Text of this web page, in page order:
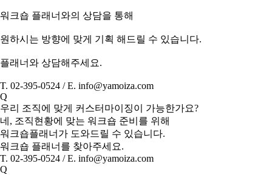
워크숍 플래너와의 상담을 통해
원하시는 방향에 맞게 기획 해드릴 수 있습니다.
플래너와 상담해주세요.
T. 02-395-0524 / E. info@yamoiza.com
Q
우리 조직에 맞게 커스터마이징이 가능한가요?
네, 조직현황에 맞는 워크숍 준비를 위해
워크숍플래너가 도와드릴 수 있습니다.
워크숍 플래너를 찾아주세요.
T. 02-395-0524 / E. info@yamoiza.com
Q